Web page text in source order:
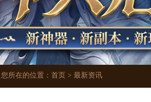
您所在的位置： 首页 > 最新资讯